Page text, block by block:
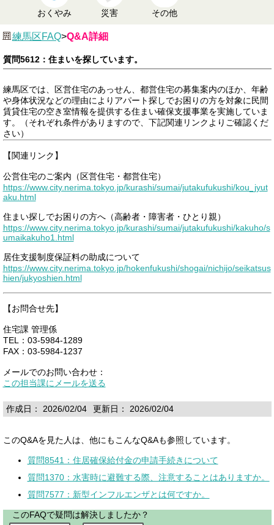
おくやみ 災害 その他
練馬区FAQ>Q&A詳細
質問5612：住まいを探しています。
練馬区では、区営住宅のあっせん、都営住宅の募集案内のほか、年齢
や身体状況などの理由によりアパート探しでお困りの方を対象に民間
賃貸住宅の空き室情報を提供する住まい確保支援事業を実施していま
す。（それぞれ条件がありますので、下記関連リンクよりご確認くだ
さい）
【関連リンク】
公営住宅のご案内（区営住宅・都営住宅）
https://www.city.nerima.tokyo.jp/kurashi/sumai/jutakufukushi/kou_jyut
aku.html
住まい探しでお困りの方へ（高齢者・障害者・ひとり親）
https://www.city.nerima.tokyo.jp/kurashi/sumai/jutakufukushi/kakuho/s
umaikakuho1.html
居住支援制度保証料の助成について
https://www.city.nerima.tokyo.jp/hokenfukushi/shogai/nichijo/seikatsus
hien/jukyoshien.html
【お問合せ先】
住宅課 管理係
TEL：03-5984-1289
FAX：03-5984-1237
メールでのお問い合わせ：
この担当課にメールを送る
作成日： 2026/02/04 更新日： 2026/02/04
このQ&Aを見た人は、他にもこんなQ&Aも参照しています。
質問8541：住居確保給付金の申請手続きについて
質問1370：水害時に避難する際、注意することはありますか。
質問7577：新型インフルエンザとは何ですか。
このFAQで疑問は解決しましたか？